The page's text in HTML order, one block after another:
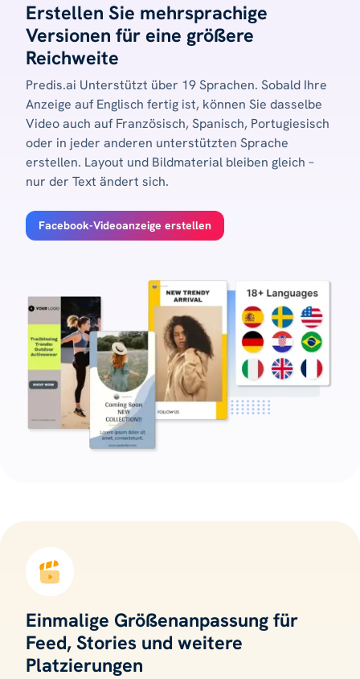
Erstellen Sie mehrsprachige
Versionen für eine größere
Reichweite
Predis.ai Unterstützt über 19 Sprachen. Sobald Ihre
Anzeige auf Englisch fertig ist, können Sie dasselbe
Video auch auf Französisch, Spanisch, Portugiesisch
oder in jeder anderen unterstützten Sprache
erstellen. Layout und Bildmaterial bleiben gleich –
nur der Text ändert sich.
Facebook-Videoanzeige erstellen
Einmalige Größenanpassung für
Feed, Stories und weitere
Platzierungen